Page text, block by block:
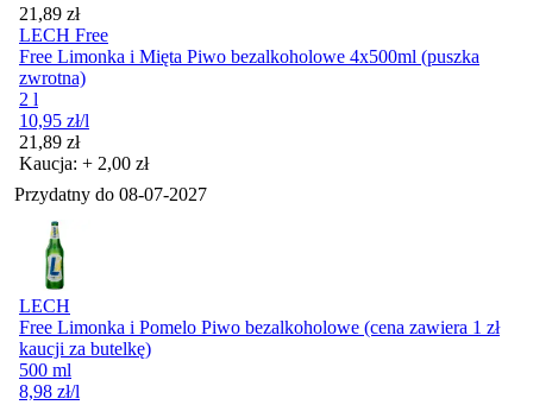
Cena
21,89 zł
LECH Free
Free Limonka i Mięta Piwo bezalkoholowe 4x500ml (puszka
zwrotna)
2 l
10,95 zł/l
Cena
21,89 zł
Kaucja: + 2,00 zł
Przydatny do 08-07-2027
LECH
Free Limonka i Pomelo Piwo bezalkoholowe (cena zawiera 1 zł
kaucji za butelkę)
500 ml
8,98 zł/l